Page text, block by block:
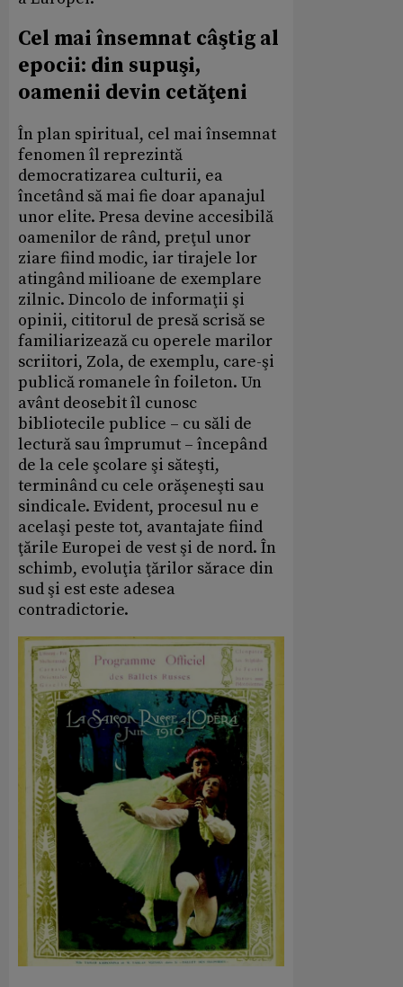
Cel mai însemnat câştig al
epocii: din supuşi,
oamenii devin cetăţeni
În plan spiritual, cel mai însemnat
fenomen îl reprezintă
democratizarea culturii, ea
încetând să mai fie doar apanajul
unor elite. Presa devine accesibilă
oamenilor de rând, preţul unor
ziare fiind modic, iar tirajele lor
atingând milioane de exemplare
zilnic. Dincolo de informaţii şi
opinii, cititorul de presă scrisă se
familiarizează cu operele marilor
scriitori, Zola, de exemplu, care-şi
publică romanele în foileton. Un
avânt deosebit îl cunosc
bibliotecile publice – cu săli de
lectură sau împrumut – începând
de la cele şcolare şi săteşti,
terminând cu cele orăşeneşti sau
sindicale. Evident, procesul nu e
acelaşi peste tot, avantajate fiind
ţările Europei de vest şi de nord. În
schimb, evoluţia ţărilor sărace din
sud şi est este adesea
contradictorie.